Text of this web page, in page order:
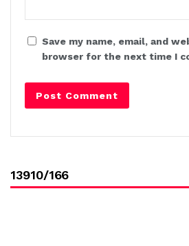
Save my name, email, and
browser for the next time I
13910/166